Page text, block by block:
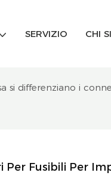
SERVIZIO CHI
si differenziano i
Per Fusibili Per